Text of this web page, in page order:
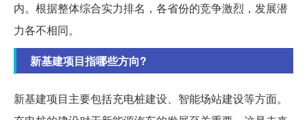
内。根据整体综合实力排名，各省份的竞争激烈，发展潜
力各不相同。
新基建项目指哪些方向?
新基建项目主要包括充电桩建设、智能场站建设等方面。